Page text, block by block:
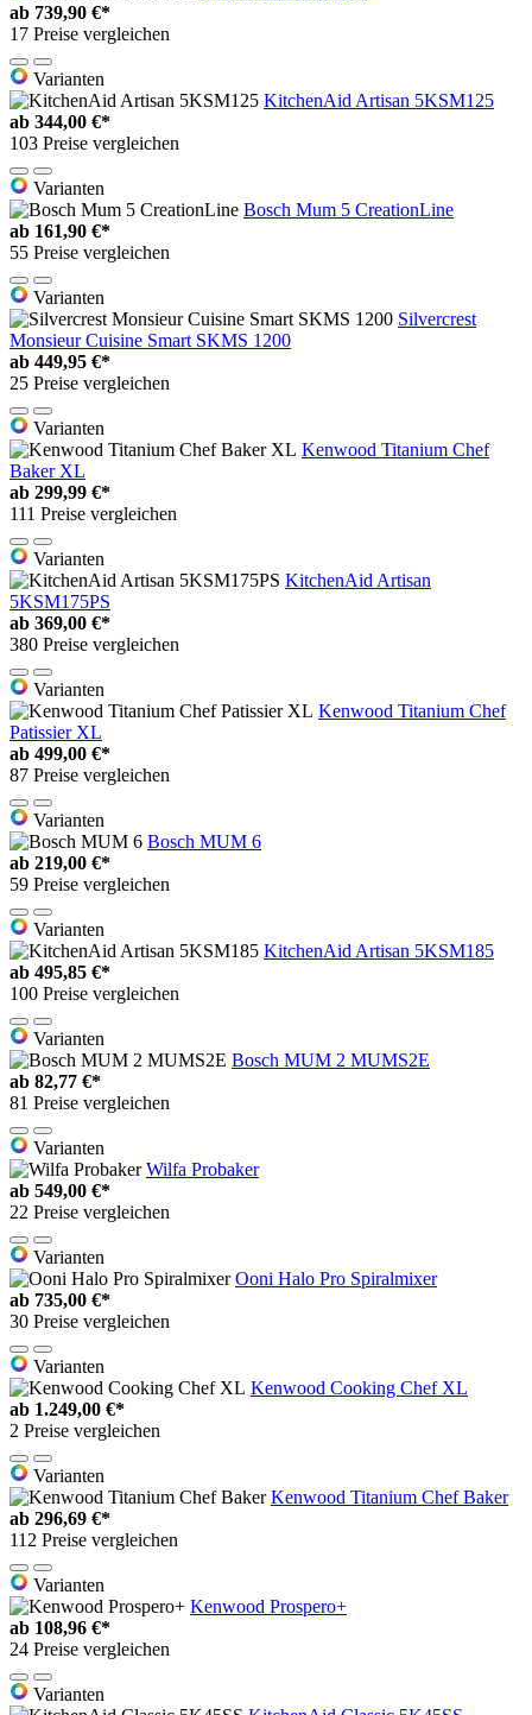
ab 739,90 €*
17 Preise vergleichen
Varianten
KitchenAid Artisan 5KSM125
ab 344,00 €*
103 Preise vergleichen
Varianten
Bosch Mum 5 CreationLine
ab 161,90 €*
55 Preise vergleichen
Varianten
Silvercrest
Monsieur Cuisine Smart SKMS 1200
ab 449,95 €*
25 Preise vergleichen
Varianten
Kenwood Titanium Chef
Baker XL
ab 299,99 €*
111 Preise vergleichen
Varianten
KitchenAid Artisan
5KSM175PS
ab 369,00 €*
380 Preise vergleichen
Varianten
Kenwood Titanium Chef
Patissier XL
ab 499,00 €*
87 Preise vergleichen
Varianten
Bosch MUM 6
ab 219,00 €*
59 Preise vergleichen
Varianten
KitchenAid Artisan 5KSM185
ab 495,85 €*
100 Preise vergleichen
Varianten
Bosch MUM 2 MUMS2E
ab 82,77 €*
81 Preise vergleichen
Varianten
Wilfa Probaker
ab 549,00 €*
22 Preise vergleichen
Varianten
Ooni Halo Pro Spiralmixer
ab 735,00 €*
30 Preise vergleichen
Varianten
Kenwood Cooking Chef XL
ab 1.249,00 €*
2 Preise vergleichen
Varianten
Kenwood Titanium Chef Baker
ab 296,69 €*
112 Preise vergleichen
Varianten
Kenwood Prospero+
ab 108,96 €*
24 Preise vergleichen
Varianten